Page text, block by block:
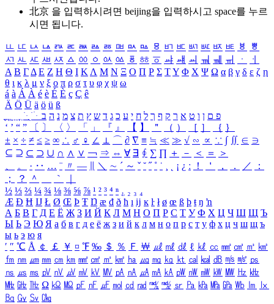
北京 을 입력하시려면 beijing을 입력하시고 space를 누르
시면 됩니다.
ㅥ ㅦ ㅧ ㅨ ㅩ ㅪ ㅫ ㅬ ㅭ ㅮ ㅯ ㅰ ㅱ ㅲ ㅳ ㅴ ㅵ ㅶ ㅷ ㅸ
ㅹ
ㅺ ㅻ ㅼ ㅽ ㅾ ㅿ ㆀ ㆁ ㆂ ㆃ ㆄ ㆅ ㆆ ㆇ ㆈ ㆉ ㆊ ㆋ ㆌ ㆍ
ㆎ
Α Β ΓΔ Ε Ζ Η Θ Ι ΚΛ Μ Ν Ξ Ο Π Ρ Σ ΤΥ Φ Χ Ψ Ω α β γ δ ε ζ η
θ ι κ λ μ ν ξ ο π ρ σ τ υ φ χ ψ ω
á à Á À é è É È ç Ç ê
Ä Ö Ü ä ö ü ß
ִֶֹ ֻּ ׁׂ פ ם ן ו ט א ר ק ף ך ל ח י ע כ ג ד ש ץ ת צ מ נ ה ב
‘ ’ “ ” 〔 〕 〈 〉 「 」 『 』 【 】 ＂ （ ） ［ ］ ｛ ｝
± × ÷ ≠ ≤ ≥ ∞ ∴ ♂ ♀ ∠ ⊥ ⌒ ∂ ∇ ≡ ≒ ≪ ≫ √ ∽ ∝ ∵ ∫ ∬ ∈ ∋
⊆ ⊇ ⊂ ⊃ ∪ ∩ ∧ ∨ ￢ ⇒ ⇔ ∀ ∃ ∮ ∑ ∏ ＋ － ＜ ＝
＞
、
。 · ‥ … ¨ 〃 ― ＼ ∼ ´ ～ ˇ ˘ ˝ ˚ ˙ ¸ ¡ ¿ ː ！ ＇ ， ． ／
：
；
？ ＾ ｀
½ ⅓ ⅔ ¼ ¾ ⅛ ⅜ ⅝ ⅞ ¹ ² ³ ⁴ ⁿ ₁ ₂ ₃ ₄
Æ Ð Ħ Ĳ Ł Ø Œ Þ Ŧ Ŋ æ đ ð ħ ı ĳ ĸ ŀ ł ø œ ß þ ŧ ŋ ŉ
А Б В Г Д Е Ё Ж З И Й К Л М Н О П Р С Т У Ф Х Ц Ч Ш Щ Ъ
Ы Ь Э Ю Я а б в г д е ё ж з и й к л м н о п р с т у ф х ц ч ш щ ъ
ы ь э ю я
′ ″ ℃ Å ￠ ￡ ￥ ¤ ℉ ‰ ＄ ％ Ｆ ￦ ㎕ ㎖ ㎗ ℓ ㎘ ㏄ ㎣ ㎤ ㎥ ㎦
㎙ ㎚ ㎛ ㎜ ㎝ ㎞ ㎟ ㎠ ㎡ ㎢ ㏊ ㎍ ㎎ ㎏ ㏏ ㎈ ㎉ ㏈ ㎧ ㎨ ㎰
㎱ ㎲ ㎳ ㎴ ㎵ ㎶ ㎷ ㎸ ㎹ ㎀ ㎁ ㎂ ㎃ ㎄ ㎺ ㎻ ㎽ ㎾ ㎿ ㎐ ㎑
㎒ ㎓ ㎔ Ω ㏀ ㏁ ㎊ ㎋ ㎌ ㏖ ㏅ ㎭ ㎮ ㎯ ㏛ ㎩ ㎪ ㎫ ㎬ ㏝ ㏐
㏓
㏃ ㏉ ㏜ ㏆